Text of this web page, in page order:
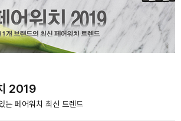
2019
는 페어워치 최신 트렌드